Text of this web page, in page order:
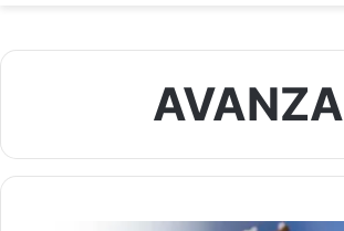
AVANZA